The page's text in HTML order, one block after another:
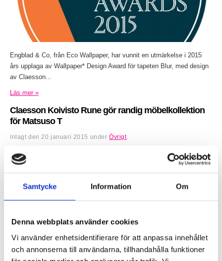
Samtycke Information Om
Denna webbplats använder cookies
Vi använder enhetsidentifierare för att anpassa innehållet
och annonserna till användarna, tillhandahålla funktioner
Engblad & Co, från Eco Wallpaper, har vunnit en utmärkelse i 2015
års upplaga av Wallpaper* Design Award för tapeten Blur, med design
av Claesson...
Läs mer »
Claesson Koivisto Rune gör randig möbelkollektion
för Matsuso T
Inlagt den 20 januari 2015 underÖvrigt.